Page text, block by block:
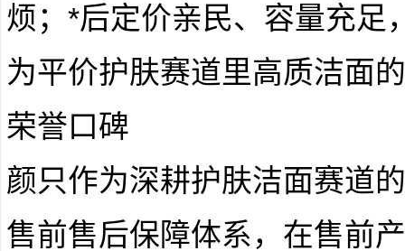
烦；*后定价亲民、容量充足
为平价护肤赛道里高质洁面
荣誉口碑
颜只作为深耕护肤洁面赛道
售前售后保障体系，在售前